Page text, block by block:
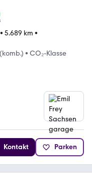
• 5.689 km •
• CO₂-Klasse
Kontakt Parken